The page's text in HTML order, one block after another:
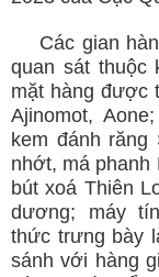
Các gian
quan sát thuộc
mặt hàng được
Ajinomot,
kem đánh răng
nhớt, má phanh
bút xoá Thiên
dương; máy
thức trưng bày
sánh với hàng